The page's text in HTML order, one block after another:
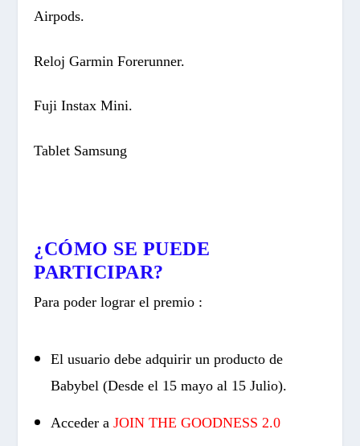
Airpods.
Reloj Garmin Forerunner.
Fuji Instax Mini.
Tablet Samsung
¿CÓMO SE PUEDE
PARTICIPAR?
Para poder lograr el premio :
El usuario debe adquirir un producto de
Babybel (Desde el 15 mayo al 15 Julio).
Acceder a JOIN THE GOODNESS 2.0